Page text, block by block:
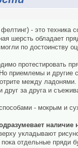
- это техника
шерсть обладает
по достоинству
протестировать
приемлемы и другие
между
друг за друга и
- мокрым и
укладывают
отдельные